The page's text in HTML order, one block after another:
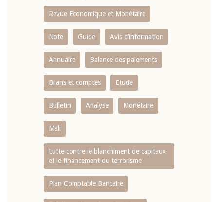
Revue Economique et Monétaire
Note Guide Avis d’information
Annuaire Balance des paiements
Bilans et comptes Etude
Bulletin Analyse Monétaire
Mali
Lutte contre le blanchiment de capitaux
et le financement du terrorisme
Plan Comptable Bancaire